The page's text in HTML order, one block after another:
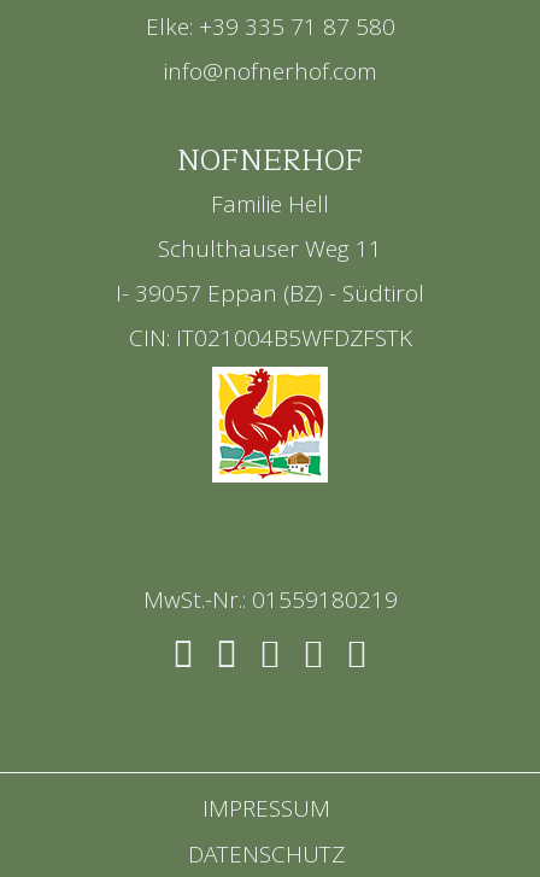
Elke: +39 335 71 87 580
info@nofnerhof.com
NOFNERHOF
Familie Hell
Schulthauser Weg 11
I- 39057 Eppan (BZ) - Südtirol
CIN: IT021004B5WFDZFSTK
MwSt.-Nr.: 01559180219
IMPRESSUM
DATENSCHUTZ